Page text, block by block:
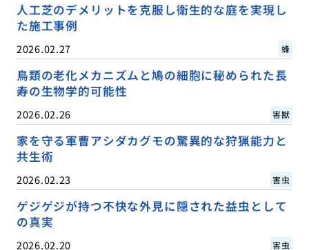
人工芝のデメリットを克服し衛生的な庭を実現し
た施工事例
2026.02.27 蜂
鳥類の老化メカニズムと鳩の細胞に秘められた長
寿の生物学的可能性
2026.02.26 害獣
家を守る軍曹アシダカグモの驚異的な狩猟能力と
共生術
2026.02.23 害虫
ゲジゲジが持つ不快な外見に隠された益虫として
の真実
2026.02.20 害虫